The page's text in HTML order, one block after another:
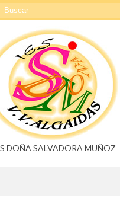
DOÑA SALVADORA MUÑOZ